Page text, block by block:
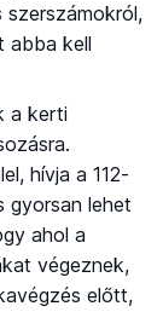
abba kell
a kerti
hívja a 112-
gyorsan lehet
ahol a
végeznek,
előtt,